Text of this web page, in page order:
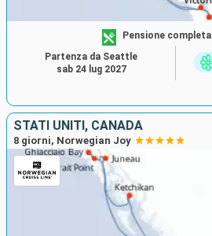
Pensione completa
Partenza da Seattle
sab 24 lug 2027
STATI UNITI, CANADA
8 giorni, Norwegian Joy